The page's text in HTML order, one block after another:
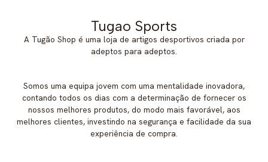
Tugao Sports
A Tugão Shop é uma loja de artigos desportivos criada por
adeptos para adeptos.
Somos uma equipa jovem com uma mentalidade inovadora,
contando todos os dias com a determinação de fornecer os
nossos melhores produtos, do modo mais favorável, aos
melhores clientes, investindo na segurança e facilidade da sua
experiência de compra.